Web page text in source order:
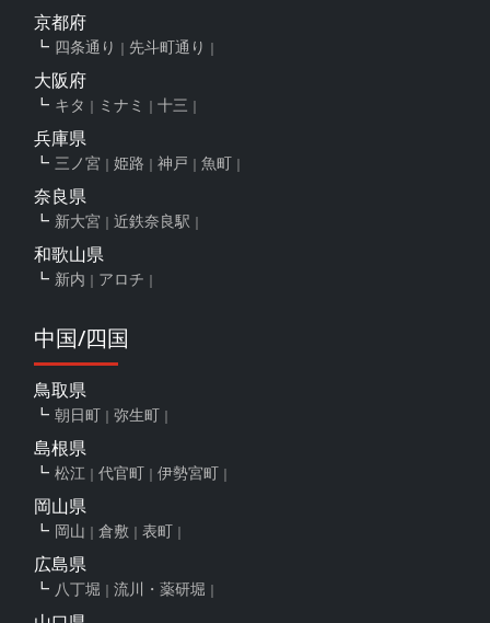
京都府
四条通り 先斗町通り
大阪府
キタ ミナミ 十三
兵庫県
三ノ宮 姫路 神戸 魚町
奈良県
新大宮 近鉄奈良駅
和歌山県
新内 アロチ
中国/四国
鳥取県
朝日町 弥生町
島根県
松江 代官町 伊勢宮町
岡山県
岡山 倉敷 表町
広島県
八丁堀 流川・薬研堀